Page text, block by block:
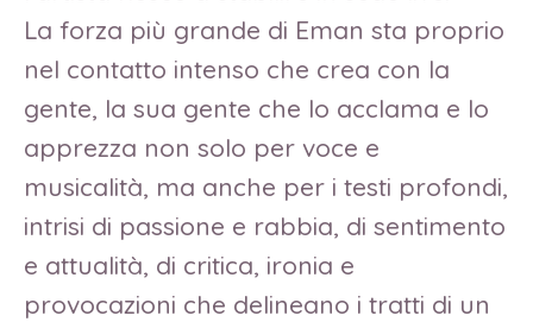
La forza più grande di Eman sta proprio
nel contatto intenso che crea con la
gente, la sua gente che lo acclama e lo
apprezza non solo per voce e
musicalità, ma anche per i testi profondi,
intrisi di passione e rabbia, di sentimento
e attualità, di critica, ironia e
provocazioni che delineano i tratti di un